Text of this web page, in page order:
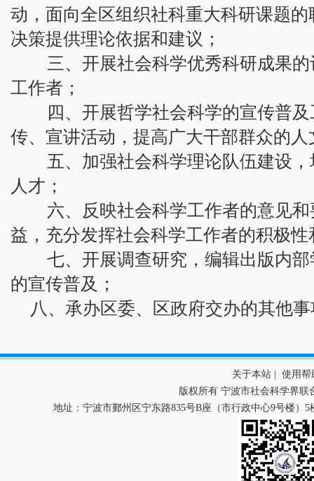
动，面向全区组织社科重大科研课题
决策提供理论依据和建议；
三、开展社会科学优秀科研成果的
工作者；
四、开展哲学社会科学的宣传普及
传、宣讲活动，提高广大干部群众的
五、加强社会科学理论队伍建设，
人才；
六、反映社会科学工作者的意见和
益，充分发挥社会科学工作者的积极性
七、开展调查研究，编辑出版内部
的宣传普及；
八、承办区委、区政府交办的其他
关于本站
使用帮
版权所有 宁波市社会科学界
地址：宁波市鄞州区宁东路835号B座（市行政中心9号楼）5